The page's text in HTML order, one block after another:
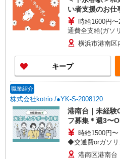
い者支援のお仕
時給1600円
通費全支給(ガソ
横浜市港南区
キープ
職業紹介
株式会社kotrio /●YK-S-2008120
港南台｜未経験
フ募集＊週3〜
時給1500円
◆交通費orガソリ
港南区港南台